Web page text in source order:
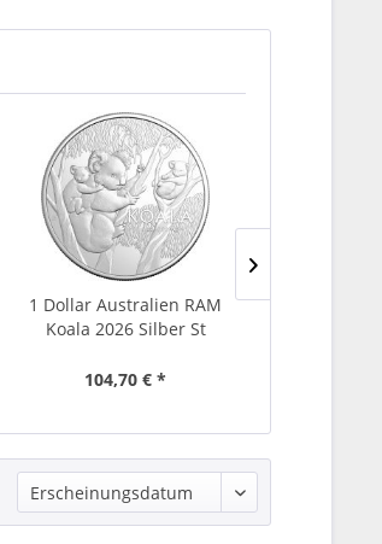
1 Dollar Australien RAM
Koala 2026 Silber St
104,70 € *